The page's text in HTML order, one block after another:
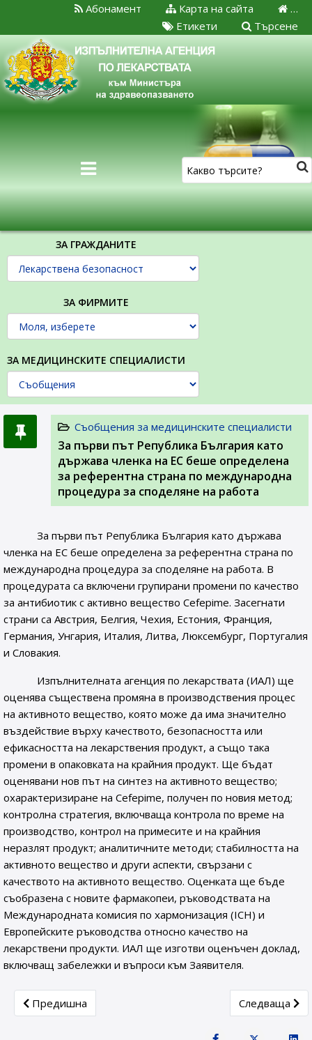
…
Карта на сайта
Абонамент
Търсене
Етикети
ЗА ГРАЖДАНИТЕ
ЗА ФИРМИТЕ
ЗА МЕДИЦИНСКИТЕ СПЕЦИАЛИСТИ
Съобщения за медицинските специалисти
За първи път Република България като
държава членка на ЕС беше определена
за референтна страна по международна
процедура за споделяне на работа
За първи път Република България като държава
членка на ЕС беше определена за референтна страна по
международна процедура за споделяне на работа. В
процедурата са включени групирани промени по качество
за антибиотик с активно вещество Cefepime. Засегнати
страни са Австрия, Белгия, Чехия, Естония, Франция,
Германия, Унгария, Италия, Литва, Люксембург, Португалия
и Словакия.
Изпълнителната агенция по лекарствата (ИАЛ) ще
оценява съществена промяна в производствения процес
на активното вещество, която може да има значително
въздействие върху качеството, безопасността или
ефикасността на лекарствения продукт, а също така
промени в опаковката на крайния продукт. Ще бъдат
оценявани нов път на синтез на активното вещество;
охарактеризиране на Cefepime, получен по новия метод;
контролна стратегия, включваща контрола по време на
производство, контрол на примесите и на крайния
неразлят продукт; аналитичните методи; стабилността на
активното вещество и други аспекти, свързани с
качеството на активното вещество. Оценката ще бъде
съобразена с новите фармакопеи, ръководствата на
Международната комисия по хармонизация (ICH) и
Европейските ръководства относно качество на
лекарствени продукти. ИАЛ ще изготви оценъчен доклад,
включващ забележки и въпроси към Заявителя.
Previous article: БЛОКИРАНЕ И ИЗТЕГЛЯНЕ НА
Предишна Next article:
Следваща